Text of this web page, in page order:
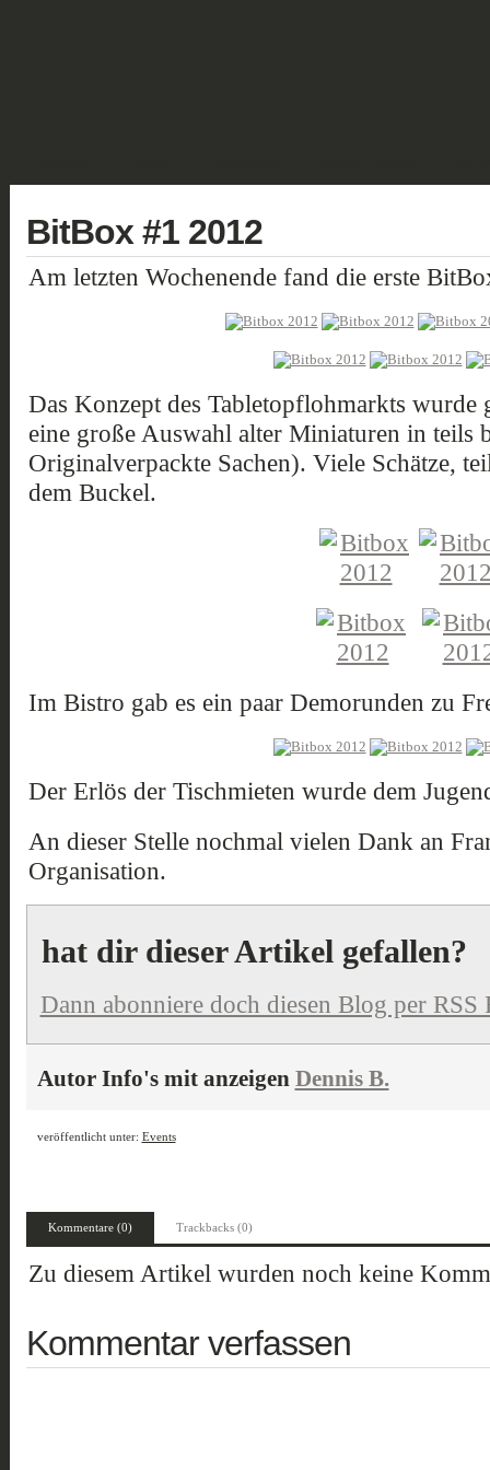
BitBox #1 2012
Am letzten Wochenende fand die erste
Das Konzept des Tabletopflohmarkts wurde
eine große Auswahl alter Miniaturen in teils
Originalverpackte Sachen). Viele Schätze,
dem Buckel.
Im Bistro gab es ein paar Demorunden zu
Der Erlös der Tischmieten wurde dem
An dieser Stelle nochmal vielen Dank an
Organisation.
hat dir dieser Artikel gefallen?
Dann abonniere doch diesen Blog per RSS
Autor Info's mit anzeigen Dennis B.
veröffentlicht unter: Events
Kommentare (0) Trackbacks (0)
Zu diesem Artikel wurden noch keine
Kommentar verfassen